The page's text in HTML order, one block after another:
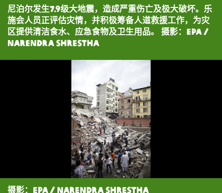
尼泊尔发生7.9级大地震，造成严重伤亡及极大破坏。乐
施会人员正评估灾情，并积极筹备人道救援工作，为灾
区提供清洁食水、应急食物及卫生用品。 摄影：EPA /
Narendra Shrestha
摄影：EPA / Narendra Shrestha